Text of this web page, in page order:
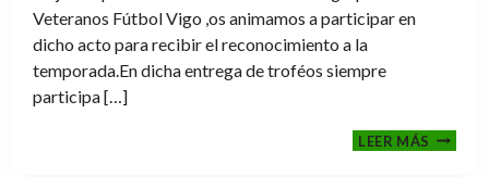
Veteranos Fútbol Vigo ,os animamos a participar en
dicho acto para recibir el reconocimiento a la
temporada.En dicha entrega de troféos siempre
participa […]
LEER MÁSCENA-